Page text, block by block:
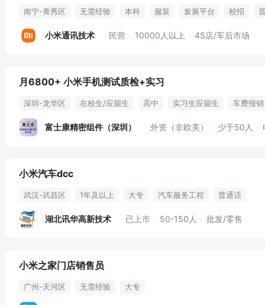
南宁-青秀区 无需经验 本科 服装 发展平台 校招
500强
小米通讯技术 民营 10000人以上 4S店/车后市场
月6800+ 小米手机测试质检+实习
深圳-龙华区 在校生/应届生 高中 实习生应届生
车费报销
宿舍
富士康精密组件（深圳） 外资（非欧美） 少于50人
小米汽车dcc
武汉-武昌区 1年及以上 大专 汽车服务工程 普通话
湖北讯华高新技术 已上市 50-150人 批发/零售
小米之家门店销售员
广州-天河区 无需经验 大专